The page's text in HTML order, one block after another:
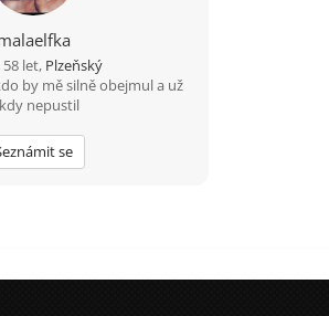
58 let, Plzeňský
by mě silně obejmul a už
nepustil
se